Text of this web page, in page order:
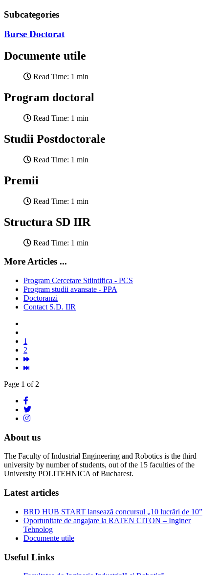
Subcategories
Burse Doctorat
Documente utile
Read Time: 1 min
Program doctoral
Read Time: 1 min
Studii Postdoctorale
Read Time: 1 min
Premii
Read Time: 1 min
Structura SD IIR
Read Time: 1 min
More Articles ...
Program Cercetare Stiintifica - PCS
Program studii avansate - PPA
Doctoranzi
Contact S.D. IIR
1
2
Page 1 of 2
About us
The Faculty of Industrial Engineering and Robotics is the third
university by number of students, out of the 15 faculties of the
University POLITEHNICA of Bucharest.
Latest articles
BRD HUB START lansează concursul „10 lucrări de 10”
Oportunitate de angajare la RATEN CITON – Inginer
Tehnolog
Documente utile
Useful Links